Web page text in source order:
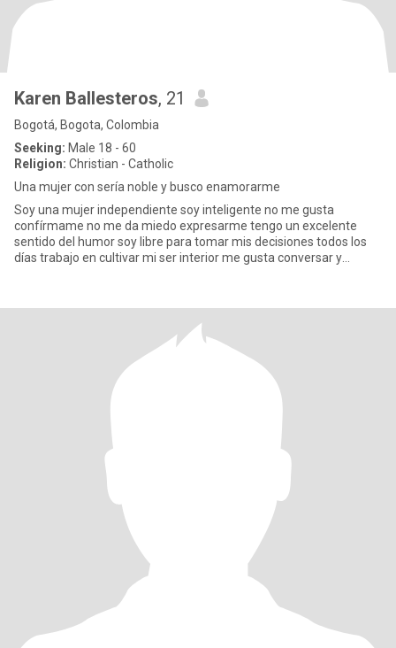
Karen Ballesteros, 21
Bogotá, Bogota, Colombia
Seeking: Male 18 - 60
Religion: Christian - Catholic
Una mujer con sería noble y busco enamorarme
Soy una mujer independiente soy inteligente no me gusta
confírmame no me da miedo expresarme tengo un excelente
sentido del humor soy libre para tomar mis decisiones todos los
días trabajo en cultivar mi ser interior me gusta conversar y